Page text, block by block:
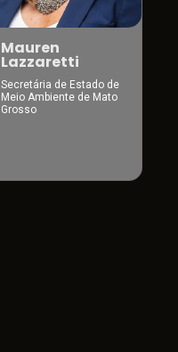
Mauren
Lazzaretti
Secretária de Estado de
Meio Ambiente de Mato
Grosso